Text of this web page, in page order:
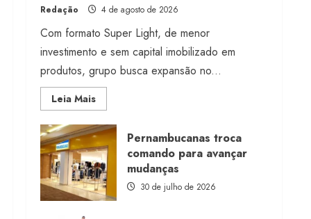
Redação 4 de agosto de 2026
Com formato Super Light, de menor
investimento e sem capital imobilizado em
produtos, grupo busca expansão no...
Leia MaisRead
more
Morena
Rosa
lança
franquia
com
estoque
consignado
Pernambucanas troca
comando para avançar
mudanças
30 de julho de 2026